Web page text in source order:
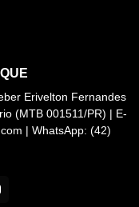
Erivelton Fernandes
(MTB 001511/PR) | E-
| WhatsApp: (42)